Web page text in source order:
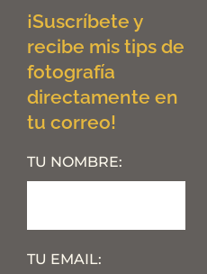
¡Suscríbete y
recibe mis tips de
fotografía
directamente en
tu correo!
TU NOMBRE:
TU EMAIL: